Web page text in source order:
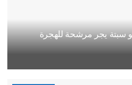
سبتة يجر مرشحة للهجرة